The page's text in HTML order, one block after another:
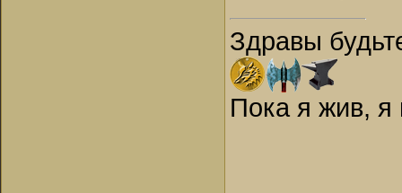
Здравы
Пока я жив, я